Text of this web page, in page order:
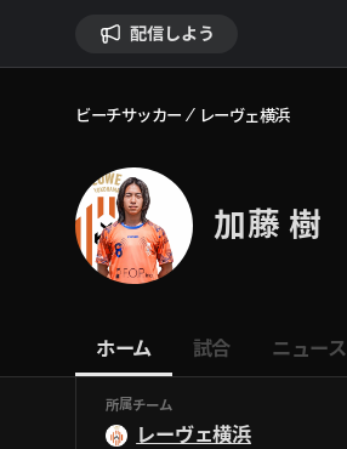
配信しよう
ビーチサッカー レーヴェ横浜
加藤 樹
ホーム 試合 ニュース
所属チーム
レーヴェ横浜